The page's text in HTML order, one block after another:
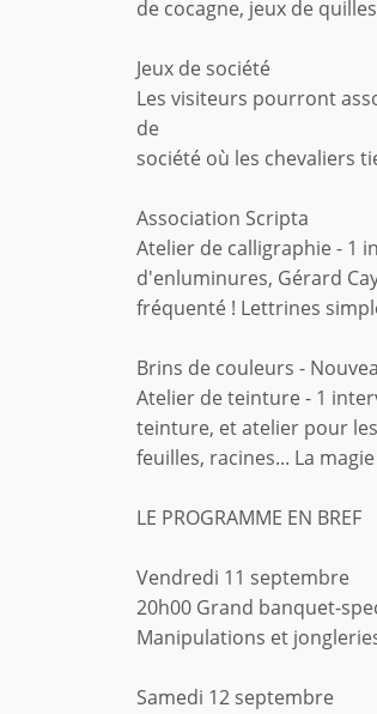
de cocagne, jeux de
Jeux de société
Les visiteurs pourront
de
société où les chevaliers
Association Scripta
Atelier de calligraphie - 1
d'enluminures, Gérard
fréquenté ! Lettrines
Brins de couleurs -
Atelier de teinture - 1
teinture, et atelier pour
feuilles, racines... La
LE PROGRAMME EN BREF
Vendredi 11 septembre
20h00 Grand banquet-
Manipulations et
Samedi 12 septembre